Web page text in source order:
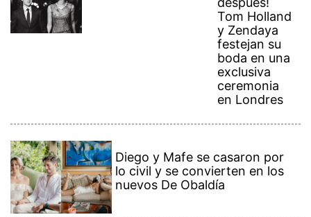
Tom Holland
y Zendaya
festejan su
boda en una
exclusiva
ceremonia
en Londres
Diego y Mafe se casaron por
lo civil y se convierten en los
nuevos De Obaldía